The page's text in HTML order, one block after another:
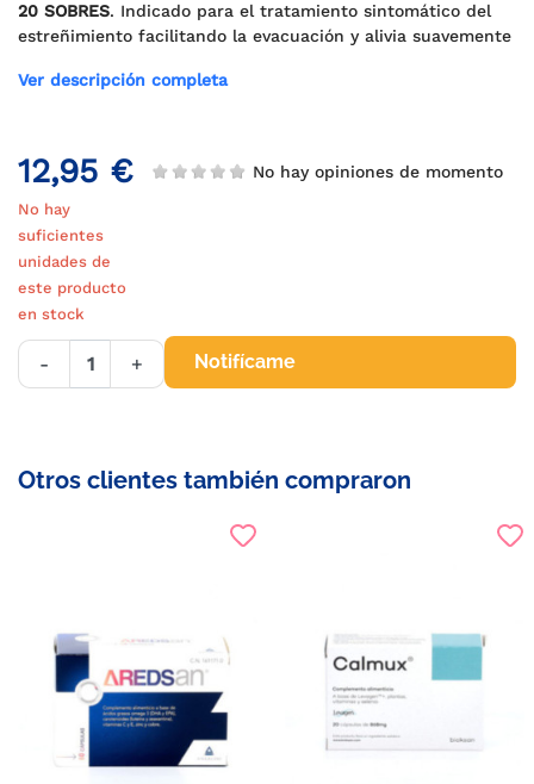
20 SOBRES. Indicado para el tratamiento sintomático del
estreñimiento facilitando la evacuación y alivia suavemente
Ver descripción completa
12,95 € No hay opiniones de momento
No hay
suficientes
unidades de
este producto
en stock
- + Notifícame
Otros clientes también compraron